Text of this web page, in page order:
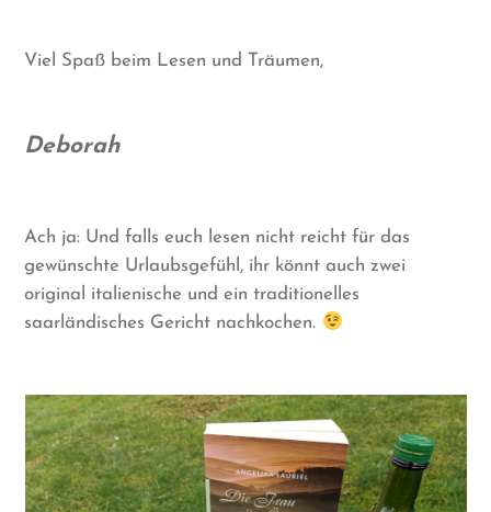
Viel Spaß beim Lesen und Träumen,
Deborah
Ach ja: Und falls euch lesen nicht reicht für das
gewünschte Urlaubsgefühl, ihr könnt auch zwei
original italienische und ein traditionelles
saarländisches Gericht nachkochen.